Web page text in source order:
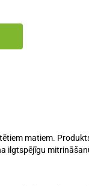
matiem.
ilgtspējīgu